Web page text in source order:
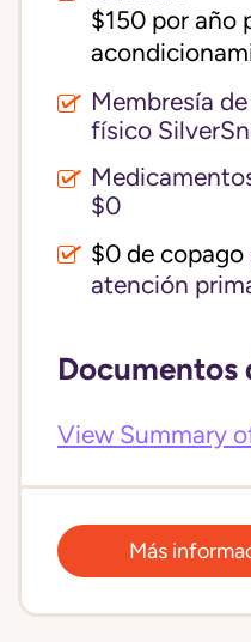
$150 por año
Membresía
físico
$0
$0 de copago
atención
Documentos
View Summary
Más